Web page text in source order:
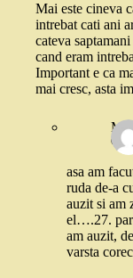
Mai este cineva
intrebat cati ani
cateva
cand eram
Important e ca
mai cresc, asta
6
asa am
ruda de-a
auzit si am
el….27.
am auzit,
varsta